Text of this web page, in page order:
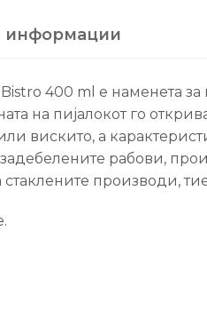
информации
400 ml е наменета
на пијалокот го
или вискито, а
рабови,
стаклените производи,